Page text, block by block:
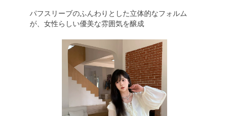
パフスリーブのふんわりとした立体的なフォルム
が、女性らしい優美な雰囲気を醸成